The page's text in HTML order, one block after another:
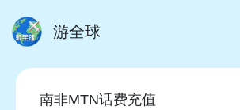
游全球
南非MTN话费充值